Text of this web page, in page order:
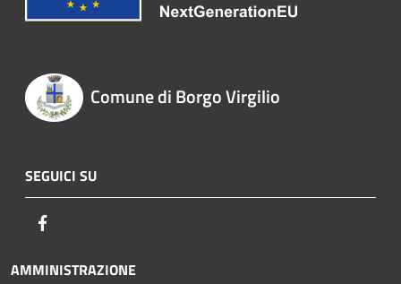
Comune di Borgo Virgilio
SEGUICI SU
AMMINISTRAZIONE